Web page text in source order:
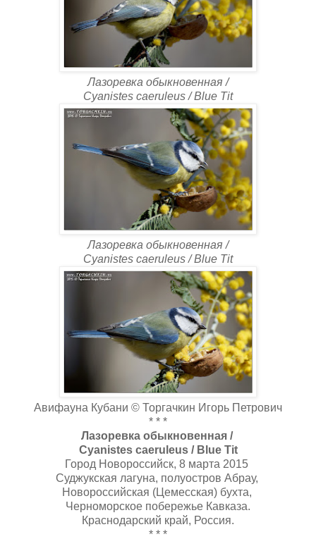
Лазоревка обыкновенная /
Cyanistes caeruleus / Blue Tit
Лазоревка обыкновенная /
Cyanistes caeruleus / Blue Tit
Авифауна Кубани © Торгачкин Игорь Петрович
* * *
Лазоревка обыкновенная /
Cyanistes caeruleus / Blue Tit
Город Новороссийск, 8 марта 2015
Суджукская лагуна, полуостров Абрау,
Новороссийская (Цемесская) бухта,
Черноморское побережье Кавказа.
Краснодарский край, Россия.
* * *